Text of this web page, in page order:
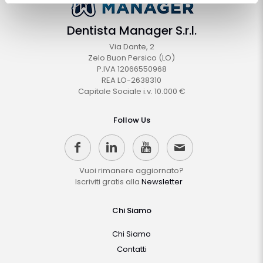
Dentista Manager S.r.l.
Via Dante, 2
Zelo Buon Persico (LO)
P.IVA 12066550968
REA LO-2638310
Capitale Sociale i.v. 10.000 €
Follow Us
Vuoi rimanere aggiornato?
Iscriviti gratis alla Newsletter
Chi Siamo
Chi Siamo
Contatti